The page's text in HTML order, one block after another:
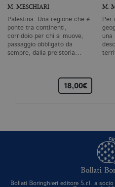
M. MESCHIARI
Palestina. Una regione che è
ponte tra continenti,
corridoio per chi si muove,
passaggio obbligato da
sempre, dalla preistoria…
18,00€
M.
Per
una
Bollati Boringhieri editore S.r.l. a
del sito Web
degli utenti e la
sito Web non può
correttamente senza
strettamente
delle condizioni
cookie analitici sono
Nome